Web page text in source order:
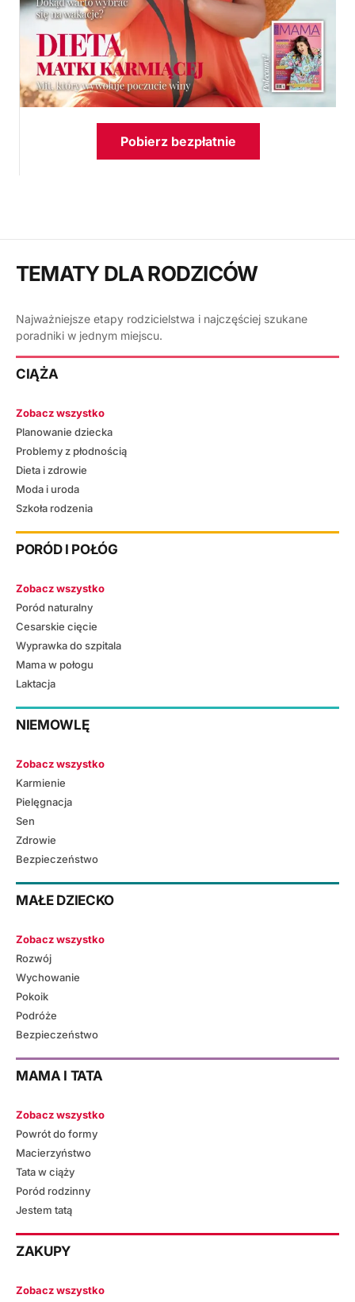
Pobierz bezpłatnie
TEMATY DLA RODZICÓW
Najważniejsze etapy rodzicielstwa i najczęściej szukane
poradniki w jednym miejscu.
CIĄŻA
Zobacz wszystko
Planowanie dziecka
Problemy z płodnością
Dieta i zdrowie
Moda i uroda
Szkoła rodzenia
PORÓD I POŁÓG
Zobacz wszystko
Poród naturalny
Cesarskie cięcie
Wyprawka do szpitala
Mama w połogu
Laktacja
NIEMOWLĘ
Zobacz wszystko
Karmienie
Pielęgnacja
Sen
Zdrowie
Bezpieczeństwo
MAŁE DZIECKO
Zobacz wszystko
Rozwój
Wychowanie
Pokoik
Podróże
Bezpieczeństwo
MAMA I TATA
Zobacz wszystko
Powrót do formy
Macierzyństwo
Tata w ciąży
Poród rodzinny
Jestem tatą
ZAKUPY
Zobacz wszystko